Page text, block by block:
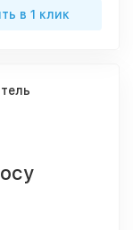
в 1 клик